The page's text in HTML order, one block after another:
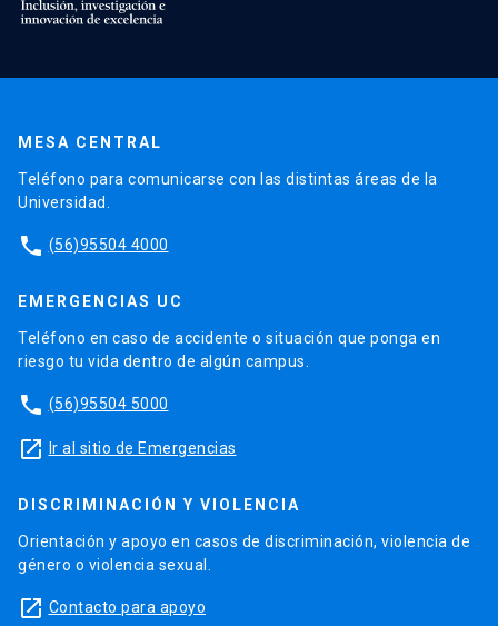
MESA CENTRAL
Teléfono para comunicarse con las distintas áreas de la
Universidad.
phone (56)95504 4000
EMERGENCIAS UC
Teléfono en caso de accidente o situación que ponga en
riesgo tu vida dentro de algún campus.
phone (56)95504 5000
launch Ir al sitio de Emergencias
DISCRIMINACIÓN Y VIOLENCIA
Orientación y apoyo en casos de discriminación, violencia de
género o violencia sexual.
launch Contacto para apoyo